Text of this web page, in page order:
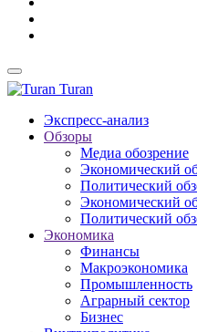
Turan
Экспресс-анализ
Обзоры
Медиа обозрение
Экономический
Политический
Экономический
Политический
Экономика
Финансы
Макроэкономика
Промышленность
Аграрный сектор
Бизнес